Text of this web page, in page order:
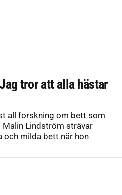
tror att alla hästar
all forskning om bett som
Malin Lindström strävar
och milda bett när hon